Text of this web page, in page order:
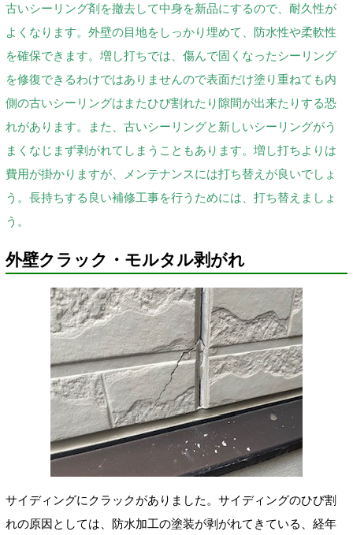
古いシーリング剤を撤去して中身を新品にするので、耐久性が
よくなります。外壁の目地をしっかり埋めて、防水性や柔軟性
を確保できます。増し打ちでは、傷んで固くなったシーリング
を修復できるわけではありませんので表面だけ塗り重ねても内
側の古いシーリングはまたひび割れたり隙間が出来たりする恐
れがあります。また、古いシーリングと新しいシーリングがう
まくなじまず剥がれてしまうこともあります。増し打ちよりは
費用が掛かりますが、メンテナンスには打ち替えが良いでしょ
う。長持ちする良い補修工事を行うためには、打ち替えましょ
う。
外壁クラック・モルタル剥がれ
サイディングにクラックがありました。サイディングのひび割
れの原因としては、防水加工の塗装が剥がれてきている、経年